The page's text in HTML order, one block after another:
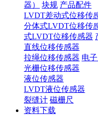
器）
块规 产品配件
LVDT差动式位移传
分体式LVDT位移传
式LVDT位移传感器
直线位移传感器
拉绳位移传感器 电
光栅位移传感器
液位传感器
LVDT液位传感器
裂缝计 磁栅尺
资料下载